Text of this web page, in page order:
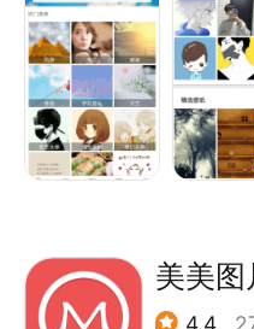
【智能调节】
支持图片色彩一键优化
问题，同时支持图片模
然，也可快速打造LR风
层，对文字、贴纸、图片
报设计、图片创作、宣
动漫男头、动漫女头、
像、气质头像、小清新
白头像、欧美头像···分
吧，hiahiahia！ 【手机
纸、男神壁纸、情侣壁
美壁纸、气质壁纸、小
纸···总有一款适合你
美美图
4.4